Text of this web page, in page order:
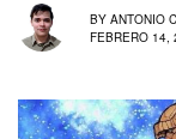
BY ANTONIO
FEBRERO 14,